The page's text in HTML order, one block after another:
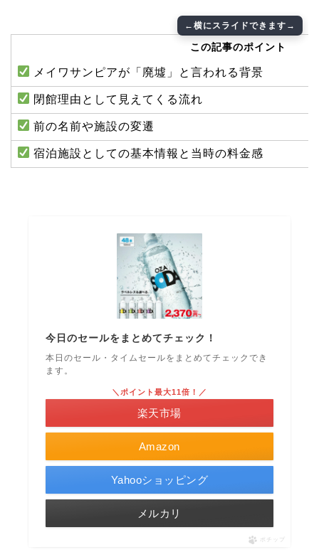
この記事のポイント
メイワサンピアが「廃墟」と言われる背景
閉館理由として見えてくる流れ
前の名前や施設の変遷
宿泊施設としての基本情報と当時の料金感
今日のセールをまとめてチェック！
本日のセール・タイムセールをまとめてチェックでき
ます。
Amazon
＼ポイント最大11倍！／
楽天市場
Yahooショッピング
メルカリ
ポチップ